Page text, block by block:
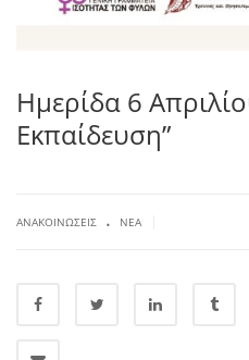
Ημερίδα 6
Εκπαίδευση”
ΑΝΑΚΟΙΝΏΣΕΙΣ . ΝΈΑ